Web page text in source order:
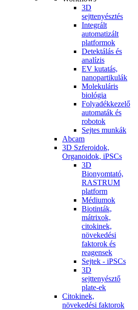
3D
sejttenyésztés
Integrált
automatizált
platformok
Detektálás és
analízis
EV kutatás,
nanopartikulák
Molekuláris
biológia
Folyadékkezelő
automaták és
robotok
Sejtes munkák
Abcam
3D Szferoidok,
Organoidok, iPSCs
3D
Bionyomtató,
RASTRUM
platform
Médiumok
Biotinták,
mátrixok,
citokinek,
növekedési
faktorok és
reagensek
Sejtek - iPSCs
3D
sejttenyésztő
plate-ek
Citokinek,
növekedési faktorok